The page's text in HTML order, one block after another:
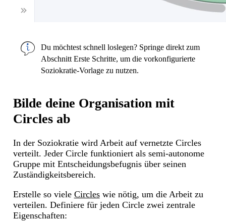
Du möchtest schnell loslegen? Springe direkt zum
AbschnittErste Schritte, um die vorkonfigurierte
Soziokratie-Vorlage zu nutzen.
Bilde deine Organisation mit
Circles ab
In der Soziokratie wird Arbeit auf vernetzte Circles
verteilt. Jeder Circle funktioniert als semi-autonome
Gruppe mit Entscheidungsbefugnis über seinen
Zuständigkeitsbereich.
Erstelle so viele Circleswie nötig, um die Arbeit zu
verteilen. Definiere für jeden Circle zwei zentrale
Eigenschaften: